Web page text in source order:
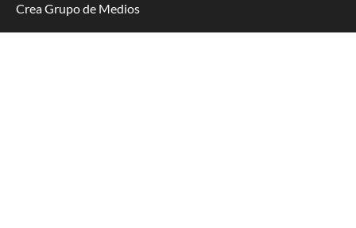
Crea Grupo de Medios